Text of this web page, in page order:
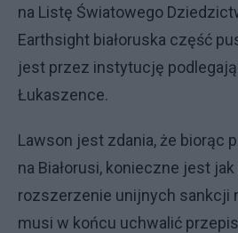
na Listę Światowego
Earthsight białoruska część
jest przez instytucję
Łukaszence.
Lawson jest zdania, że biorąc
na Białorusi, konieczne jest
rozszerzenie unijnych sankcji
musi w końcu uchwalić